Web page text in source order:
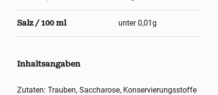
Salz / 100 ml unter 0,01g
Inhaltsangaben
Zutaten: Trauben, Saccharose, Konservierungsstoffe